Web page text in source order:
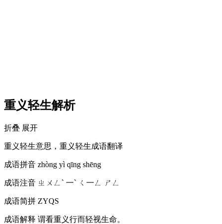
重义轻生解析
折叠 展开
重义轻生意思，重义轻生成语翻译
成语拼音 zhòng yì qīng shēng
成语注音 ㄓㄨㄥˋ 一ˋ ㄑ一ㄥ ㄕㄥ
成语简拼 ZYQS
成语解释 谓看重义行而轻视生命。